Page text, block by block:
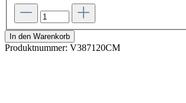
In den Warenkorb
Produktnummer: V387120CM